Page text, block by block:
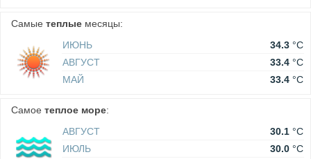
Самые теплые месяцы:
ИЮНЬ
34.3 °C
АВГУСТ
33.4 °C
МАЙ
33.4 °C
Самое теплое море:
АВГУСТ
30.1 °C
ИЮЛЬ
30.0 °C